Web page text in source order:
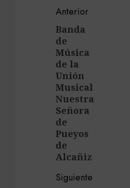
Navegación
de
entradas
Anterior
Entrada
anterior:
Banda
de
Música
de la
Unión
Musical
Nuestra
Señora
de
Pueyos
de
Alcañiz
Siguiente